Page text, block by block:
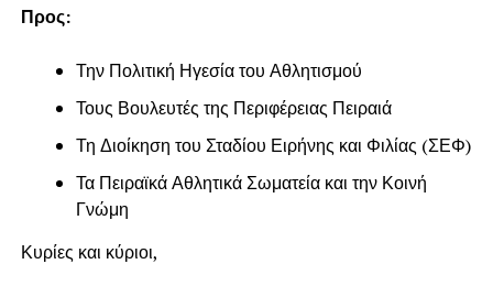
Προς:
Την Πολιτική Ηγεσία του Αθλητισμού
Τους Βουλευτές της Περιφέρειας Πειραιά
Τη Διοίκηση του Σταδίου Ειρήνης και Φιλίας (ΣΕΦ)
Τα Πειραϊκά Αθλητικά Σωματεία και την Κοινή
Γνώμη
Κυρίες και κύριοι,